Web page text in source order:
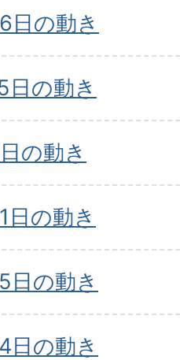
日の動き
の動き
の動き
の動き
日の動き
日の動き